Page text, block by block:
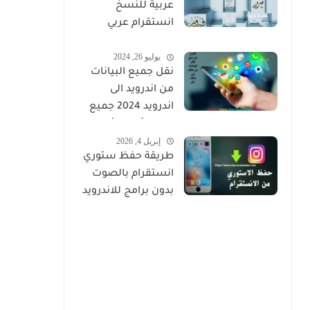
عربية للنسخ
انستقرام عربي
يوليو 26, 2024
نقل جميع البيانات
من اندرويد الى
اندرويد 2024 جميع
والصور
إبريل 4, 2026
طريقة حفظ ستوري
انستقرام بالصوت
بدون برامج للاندرويد